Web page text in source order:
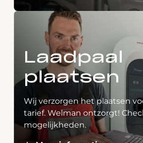
Laadpaal
plaatsen
Wij verzorgen het plaatsen
tarief. Welman ontzorgt!
mogelijkheden.